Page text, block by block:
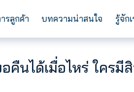
ทุน บริการลูกค้า บทควา
ขอคืนได้เมื่อ